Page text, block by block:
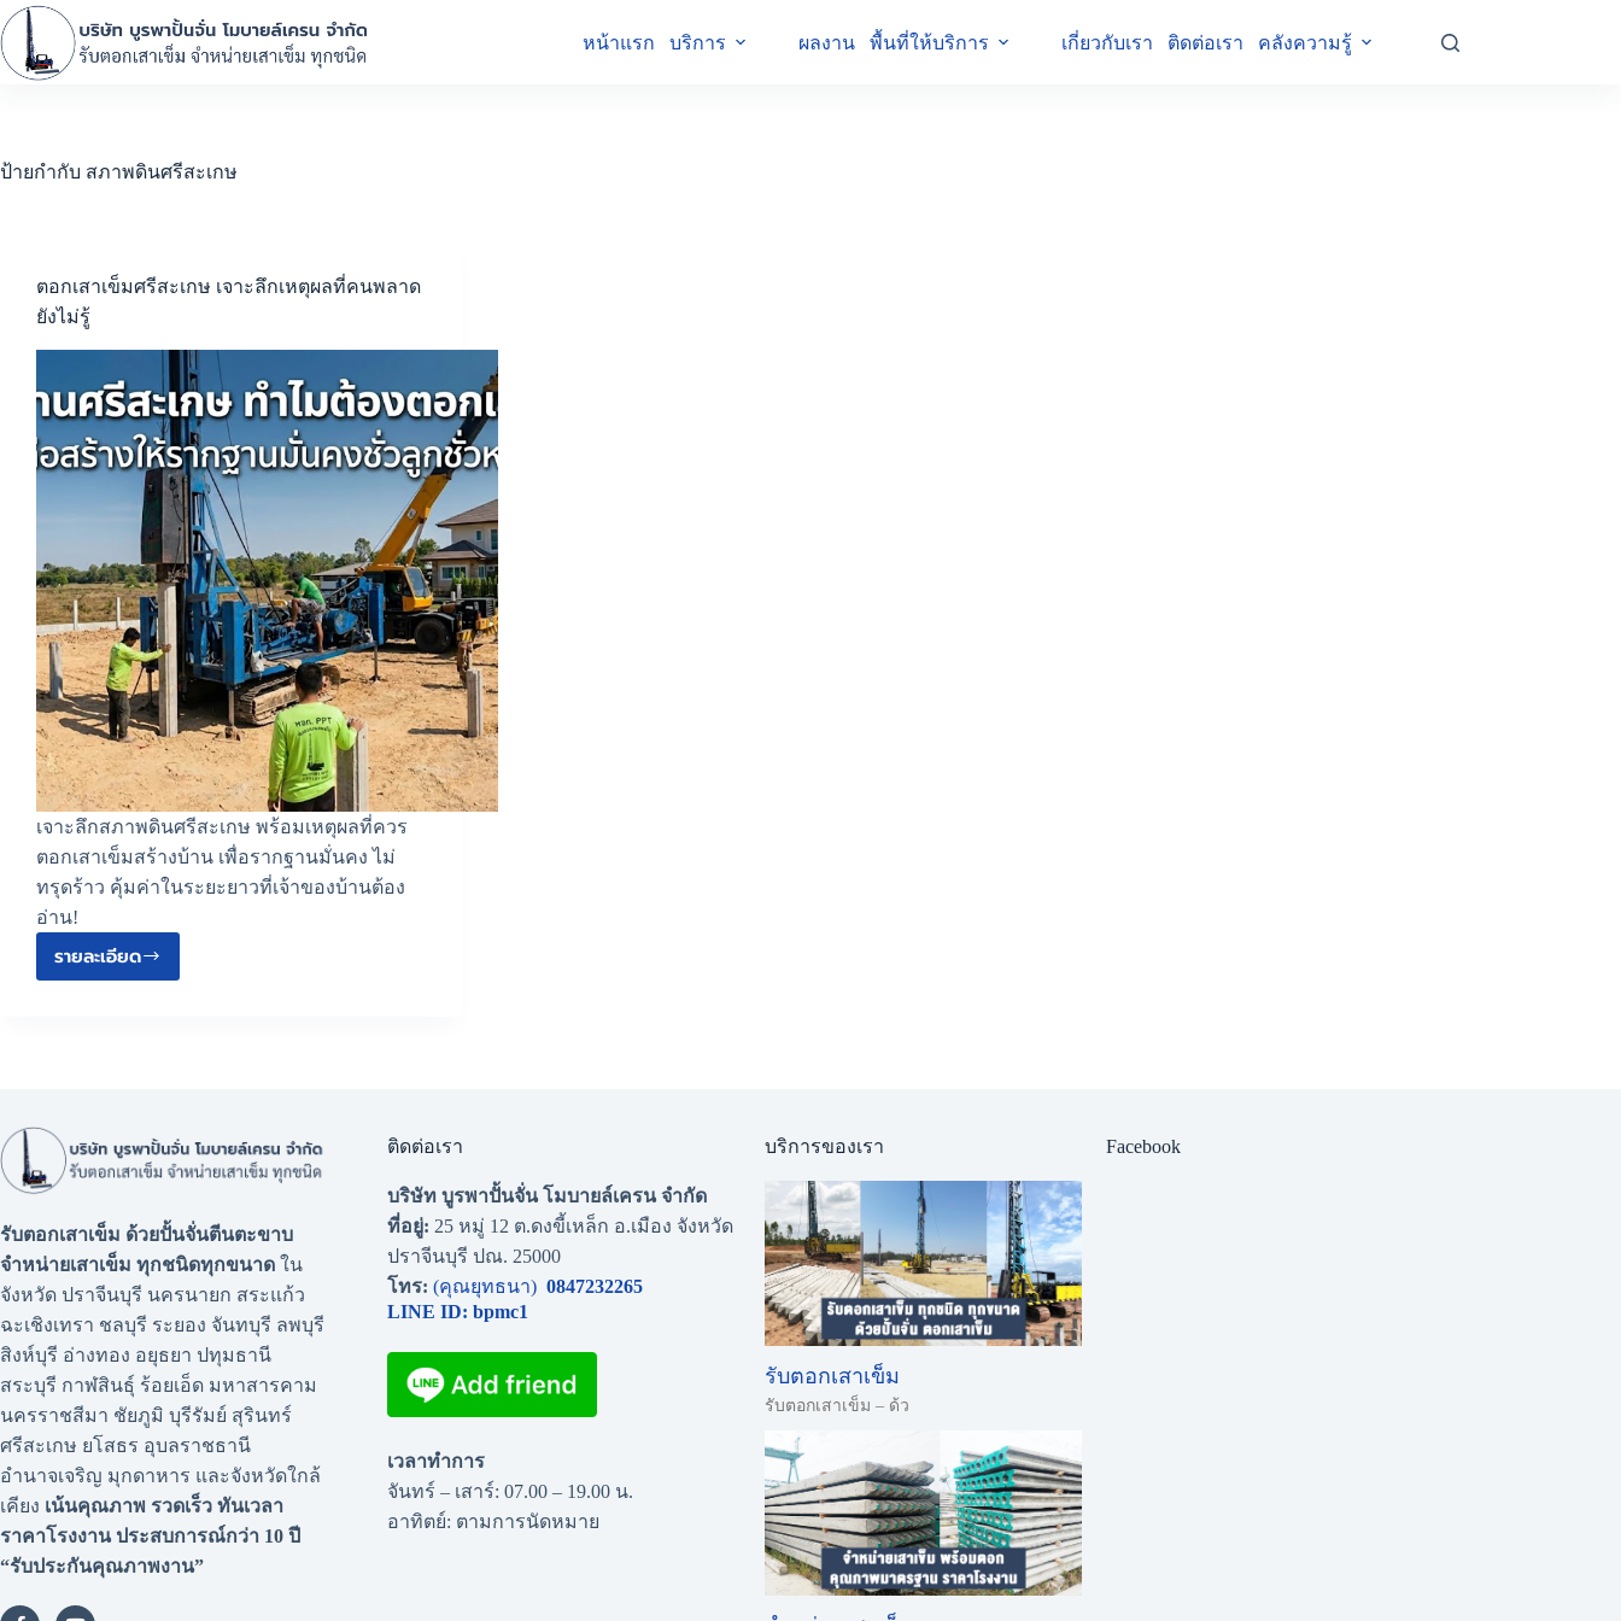
หน้าแรก บริการ ผลงาน พื้นที่ให้บริการ เกี่ยวกับเรา ติดต่อเรา คลังความรู้
ป้ายกำกับ สภาพดินศรีสะเกษ
ตอกเสาเข็มศรีสะเกษ เจาะลึกเหตุผลที่คนพลาด
ยังไม่รู้
เจาะลึกสภาพดินศรีสะเกษ พร้อมเหตุผลที่ควร
ตอกเสาเข็มสร้างบ้าน เพื่อรากฐานมั่นคง ไม่
ทรุดร้าว คุ้มค่าในระยะยาวที่เจ้าของบ้านต้อง
อ่าน!
รายละเอียด
รับตอกเสาเข็ม ด้วยปั้นจั่นตีนตะขาบ
จำหน่ายเสาเข็ม ทุกชนิดทุกขนาด ใน
จังหวัด ปราจีนบุรี นครนายก สระแก้ว
ฉะเชิงเทรา ชลบุรี ระยอง จันทบุรี ลพบุรี
สิงห์บุรี อ่างทอง อยุธยา ปทุมธานี
สระบุรี กาฬสินธุ์ ร้อยเอ็ด มหาสารคาม
นครราชสีมา ชัยภูมิ บุรีรัมย์ สุรินทร์
ศรีสะเกษ ยโสธร อุบลราชธานี
อำนาจเจริญ มุกดาหาร และจังหวัดใกล้
เคียง เน้นคุณภาพ รวดเร็ว ทันเวลา
ราคาโรงงาน ประสบการณ์กว่า 10 ปี
“รับประกันคุณภาพงาน”
ติดต่อเรา
บริษัท บูรพาปั้นจั่น โมบายล์เครน จำกัด
ที่อยู่: 25 หมู่ 12 ต.ดงขี้เหล็ก อ.เมือง จังหวัด
ปราจีนบุรี ปณ. 25000
โทร:(คุณยุทธนา) 0847232265
LINE ID: bpmc1
เวลาทำการ
จันทร์ – เสาร์: 07.00 – 19.00 น.
อาทิตย์: ตามการนัดหมาย
บริการของเรา
รับตอกเสาเข็ม
รับตอกเสาเข็ม – ด้ว
Facebook